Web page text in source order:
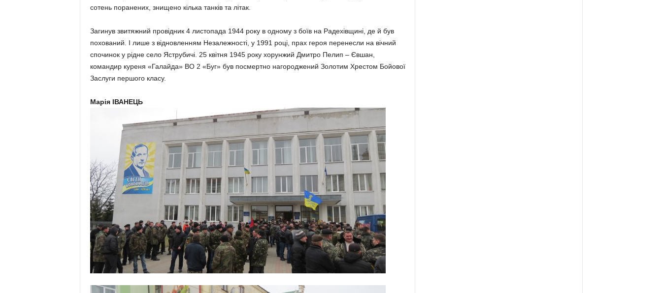
сотень поранених, знищено кілька танків та літак.
Загинув звитяжний провідник 4 листопада 1944 року в одному з боїв на Радехівщині, де й був
похований. І лише з відновленням Незалежності, у 1991 році, прах героя перенесли на вічний
спочинок у рідне село Яструбичі. 25 квітня 1945 року хорунжий Дмитро Пелип – Євшан,
командир куреня «Галайда» ВО 2 «Буг» був посмертно нагороджений Золотим Хрестом Бойової
Заслуги першого класу.
Марія ІВАНЕЦЬ